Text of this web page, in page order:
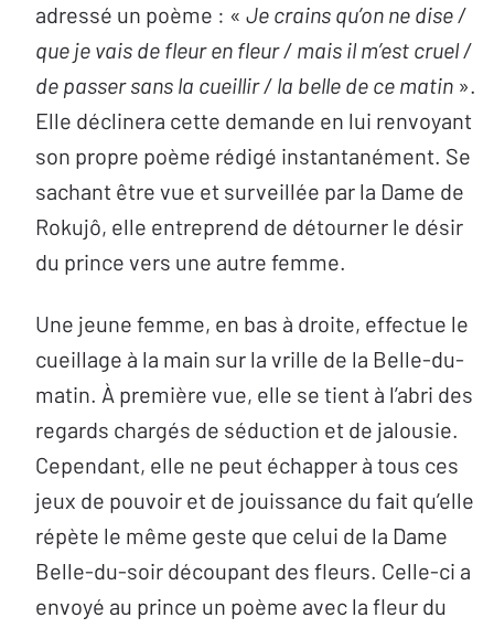
adressé un poème : « Je crains qu’on ne dise /
que je vais de fleur en fleur / mais il m’est cruel /
de passer sans la cueillir / la belle de ce matin ».
Elle déclinera cette demande en lui renvoyant
son propre poème rédigé instantanément. Se
sachant être vue et surveillée par la Dame de
Rokujô, elle entreprend de détourner le désir
du prince vers une autre femme.
Une jeune femme, en bas à droite, effectue le
cueillage à la main sur la vrille de la Belle-du-
matin. À première vue, elle se tient à l’abri des
regards chargés de séduction et de jalousie.
Cependant, elle ne peut échapper à tous ces
jeux de pouvoir et de jouissance du fait qu’elle
répète le même geste que celui de la Dame
Belle-du-soir découpant des fleurs. Celle-ci a
envoyé au prince un poème avec la fleur du